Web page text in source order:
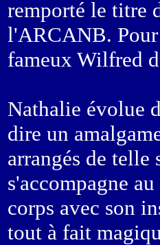
remporté le titre
l'ARCANB. Pour
fameux Wilfred
Nathalie évolue
dire un
arrangés de
s'accompagne
corps avec son
tout à fait